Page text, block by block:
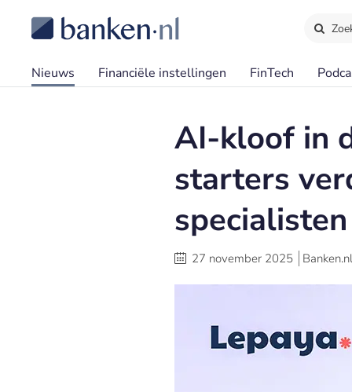
Nieuws Financiële instellingen FinTech
AI-kloof in
starters
specialisten
27 november 2025 Banken.nl